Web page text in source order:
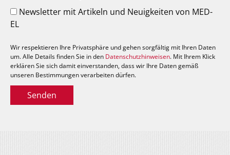
Newsletter mit Artikeln und Neuigkeiten von MED-
EL
Wir respektieren Ihre Privatsphäre und gehen sorgfältig mit Ihren Daten
um. Alle Details finden Sie in den Datenschutzhinweisen. Mit Ihrem Klick
erklären Sie sich damit einverstanden, dass wir Ihre Daten gemäß
unseren Bestimmungen verarbeiten dürfen.
Senden